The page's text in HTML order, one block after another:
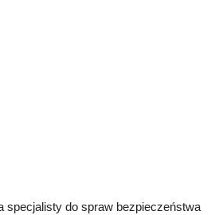
specjalisty do spraw bezpieczeństwa